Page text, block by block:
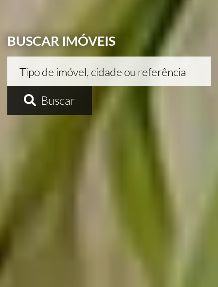
BUSCAR IMÓVEIS
Buscar